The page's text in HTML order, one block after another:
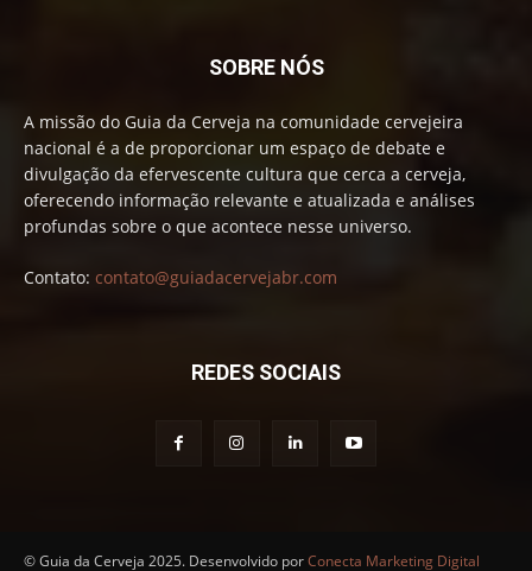
SOBRE NÓS
A missão do Guia da Cerveja na comunidade cervejeira
nacional é a de proporcionar um espaço de debate e
divulgação da efervescente cultura que cerca a cerveja,
oferecendo informação relevante e atualizada e análises
profundas sobre o que acontece nesse universo.
Contato: contato@guiadacervejabr.com
REDES SOCIAIS
© Guia da Cerveja 2025. Desenvolvido porConecta Marketing Digital